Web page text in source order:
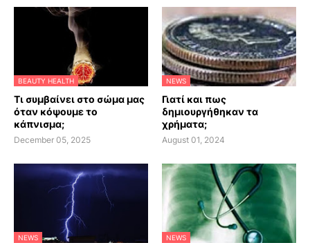
BEAUTY HEALTH
Τι συμβαίνει στο σώμα μας
όταν κόψουμε το
κάπνισμα;
December 05, 2025
NEWS
Γιατί και πως
δημιουργήθηκαν τα
χρήματα;
August 01, 2024
NEWS NEWS